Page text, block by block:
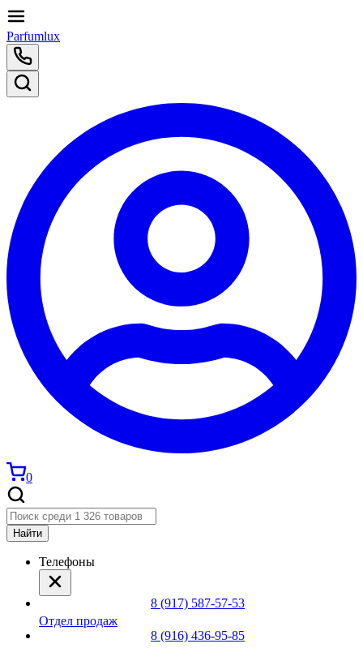
Parfumlux
0
Найти
Телефоны
8 (917) 587-57-53
Отдел продаж
8 (916) 436-95-85